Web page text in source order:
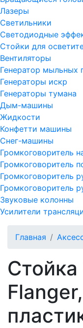
Лазеры
Светильники
Светодиодные
Стойки для
Вентиляторы
Генератор мыльных
Генераторы искр
Генераторы тумана
Дым-машины
Жидкости
Конфетти машины
Снег-машины
Громкоговоритель
Громкоговоритель
Громкоговоритель
Громкоговоритель
Звуковые колонны
Усилители
Главная